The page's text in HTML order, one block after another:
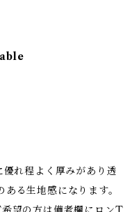
れ程よく厚みがあり透
る生地感になります。